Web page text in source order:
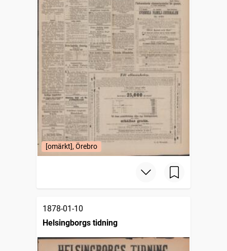
[omärkt], Örebro
1878-01-10
Helsingborgs tidning